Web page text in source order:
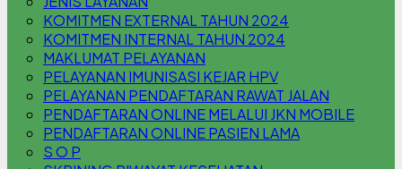
KOMITMEN EXTERNAL TAHUN 2024
KOMITMEN INTERNAL TAHUN 2024
MAKLUMAT PELAYANAN
PELAYANAN IMUNISASI KEJAR HPV
PELAYANAN PENDAFTARAN RAWAT JALAN
PENDAFTARAN ONLINE MELALUI JKN MOBILE
PENDAFTARAN ONLINE PASIEN LAMA
S O P